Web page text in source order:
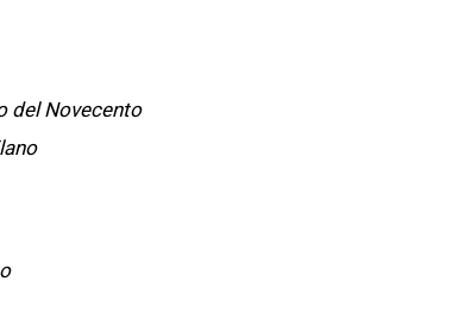
del Novecento